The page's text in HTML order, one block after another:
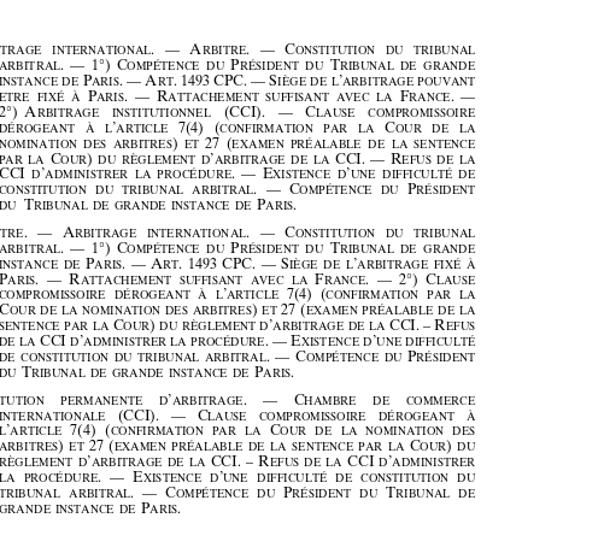
     
      
        
       


  
      
    
       
     
    


   
    
     


       
      
     
   
       
       
     
    
    
  
     
      
       
    
       
   
SamsungElectronicsCoLtdc/M.Jaffe,administrateur-liquidateur
delasociétéQimondaAG
ARBITRAGE INTERNATIONAL. — A RBITRE. — C
ONSTITUTION DU TRIBUNAL
ARBITRAL. — 1°) C OMPÉTENCE DU P RÉSIDENT DU
RIBUNAL DE GRANDE
INSTANCE DE PARIS. — A RT. 1493 CPC. — SIÈGE DE L’ARBITRAGE POUVANT
ETRE FIXÉ À PARIS. — RATTACHEMENT SUFFISANT AVEC LA FRANCE. —
2°) A RBITRAGE  INSTITUTIONNEL (CCI). — C
LAUSE  COMPROMISSOIRE
DÉROGEANT
ÀL’ARTICLE 7(4) (CONFIRMATION PAR LA COUR DE LA
NOMINATION
DES ARBITRES) ET 27 (EXAMEN PRÉALABLE DE LA SENTENCE
C ) ’ ARBITRAGE DE LA CCI. — R
CCI D’ ADMINISTRER LA PROCÉDURE. — E XISTENCE D’UNE DIFFICULTÉ DE
CONSTITUTION
DU TRIBUNAL ARBITRAL. — C OMPÉTENCE DU
T P
.
RBITRE. — ARBITRAGE INTERNATIONAL. — C
ONSTITUTION DU TRIBUNAL
ARBITRAL
— 1°) COMPÉTENCE DU PRÉSIDENT DU
RIBUNAL DE GRANDE
INSTANCE
DE PARIS. — ART. 1493 CPC. — SIÈGE DE L’ARBITRAGE FIXÉ À
PARIS. — R ATTACHEMENT SUFFISANT AVEC LA FRANCE . — 2°) C LAUSE
COMPROMISSOIRE
’ 7(4) ( CONFIRMATION PAR LA
COUR DE LA NOMINATION DES ARBITRES ET 27 (EXAMEN PRÉALABLE DE LA
SENTENCE
PAR LA COUR ) DU RÈGLEMENT D’ARBITRAGE DE LA CCI. – REFUS
. — E XISTENCE D ’UNE DIFFICULTÉ
DE CONSTITUTION DU TRIBUNAL ARBITRAL. — C OMPÉTENCE DU PRÉSIDENT
DU
TRIBUNAL DE GRANDE INSTANCE DE PARIS.
INSTITUTION PERMANENTE  D ARBITRAGE. — CHAMBRE  DE  COMMERCE
INTERNATIONALE
(CCI). — C LAUSE COMPROMISSOIRE DÉROGEANT À
L’ARTICLE 7(4) (CONFIRMATION PAR LA COUR DE LA NOMINATION DES
ARBITRES) ET 27 (EXAMEN PRÉALABLE DE LA SENTENCE PAR LA
LA PROCÉDURE
XISTENCE D
UNE DIFFICULTÉ DE CONSTITUTION DU
TRIBUNAL
ARBITRAL. — COMPÉTENCE DU P RÉSIDENT DU TRIBUNAL DE
GRANDE
INSTANCE DE PARIS
Lespartiesayantprévuquelesdifférendsrésultantdeleurcontratseraient
tranchés«envertudesrèglesdeconciliationetd’arbitragedelaChambrede
commerceinternationaleParis»etayantégalementprévuque,enl’absence
d’accorddesarbitres,lesiègedel’arbitrageseraitfixéàParis,ilexisteunliende
rattachementsuffisantaveclaFrancefondantlacompétenceduPrésidentdu
TribunaldegrandeinstancedeParisenvertudel’article1493duCodedepro-